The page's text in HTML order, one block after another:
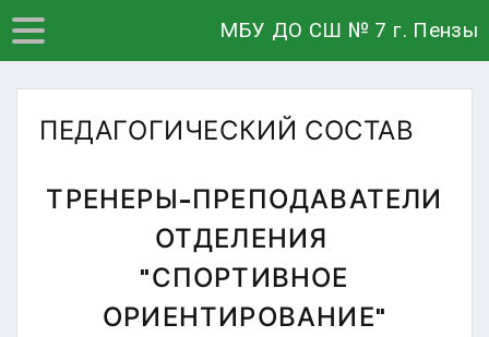
МБУ ДО СШ № 7 г. Пензы
ПЕДАГОГИЧЕСКИЙ СОСТАВ
ТРЕНЕРЫ-ПРЕПОДАВАТЕЛИ
ОТДЕЛЕНИЯ
"СПОРТИВНОЕ
ОРИЕНТИРОВАНИЕ"